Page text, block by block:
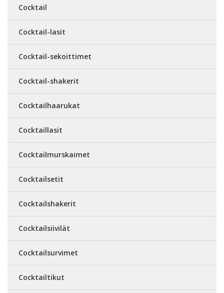
Cocktail
Cocktail-lasit
Cocktail-sekoittimet
Cocktail-shakerit
Cocktailhaarukat
Cocktaillasit
Cocktailmurskaimet
Cocktailsetit
Cocktailshakerit
Cocktailsiivilät
Cocktailsurvimet
Cocktailtikut